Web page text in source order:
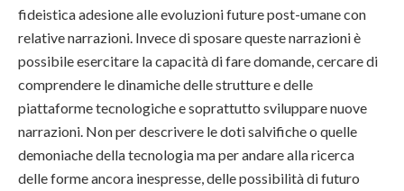
fideistica adesione alle evoluzioni future post-umane con
relative narrazioni. Invece di sposare queste narrazioni è
possibile esercitare la capacità di fare domande, cercare di
comprendere le dinamiche delle strutture e delle
piattaforme tecnologiche e soprattutto sviluppare nuove
narrazioni. Non per descrivere le doti salvifiche o quelle
demoniache della tecnologia ma per andare alla ricerca
delle forme ancora inespresse, delle possibilità di futuro